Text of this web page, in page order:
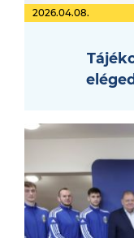
2026.04.08.